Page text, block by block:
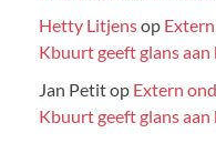
Hetty Litjensop
Kbuurt geeft glans
Jan Petitop Extern
Kbuurt geeft glans